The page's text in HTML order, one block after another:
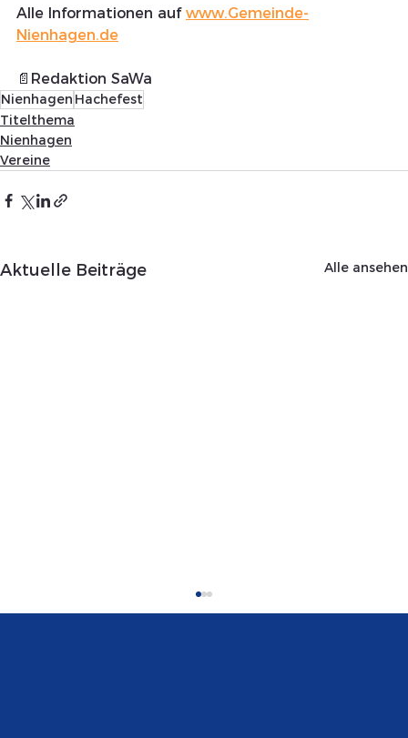
Alle Informationen auf www.Gemeinde-
Nienhagen.de
📄Redaktion SaWa
Nienhagen Hachefest
Titelthema
Nienhagen
Vereine
Aktuelle Beiträge Alle ansehen